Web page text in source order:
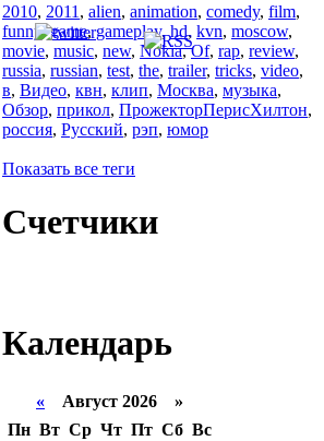
2010, 2011 , alien, animation, comedy, film,
funny,game,gameplay,hd, kvn, moscow,
movie, music, new, Nokia,Of, rap, review,
russia, russian, test, the, trailer, tricks, video,
в, Видео, квн, клип, Москва, музыка,
Обзор, прикол, ПрожекторПерисХилтон,
россия, Русский, рэп, юмор
Показать все теги
Счетчики
Календарь
« Август 2026 »
Пн Вт Ср Чт Пт Сб Вс